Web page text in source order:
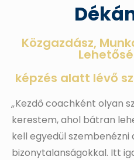
Közgazdász,
képzés alatt lévő
„Kezdő coachként olyan
kerestem, ahol bátran
kell egyedül szembenézni
bizonytalanságokkal. Itt